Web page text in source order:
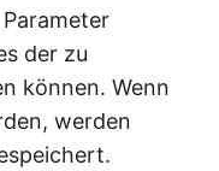
der zu
können. Wenn
werden